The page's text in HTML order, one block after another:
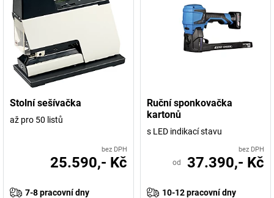
Stolní sešívačka
až pro 50 listů
bez DPH
25.590,- Kč
7-8 pracovní dny
Ruční sponkovačka
kartonů
s LED indikací stavu
bez DPH
od 37.390,- Kč
10-12 pracovní dny